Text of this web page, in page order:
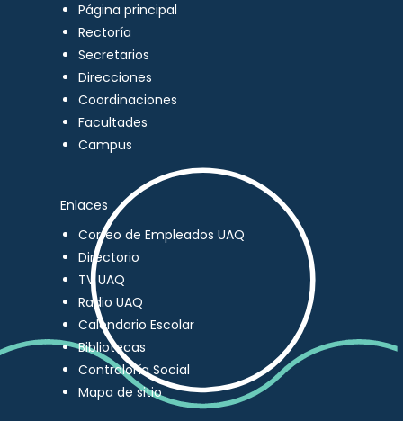
Página principal
Rectoría
Secretarios
Direcciones
Coordinaciones
Facultades
Campus
Enlaces
Correo de Empleados UAQ
Directorio
TV UAQ
Radio UAQ
Calendario Escolar
Bibliotecas
Contraloría Social
Mapa de sitio